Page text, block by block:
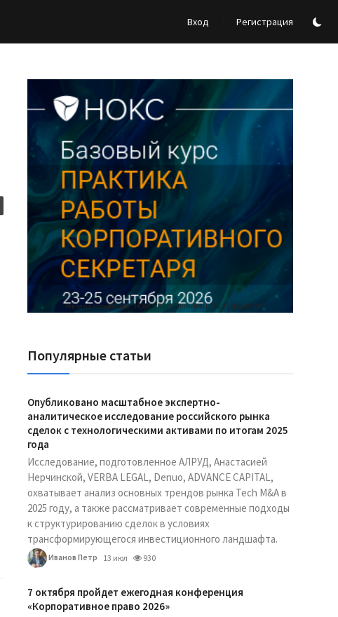
Вход Регистрация
Реклама Ассоциации "НОКС", ИНН 7709980401, ERID:2SDnjdY5NTb
Популярные статьи
Опубликовано масштабное экспертно-
аналитическое исследование российского рынка
сделок с технологическими активами по итогам 2025
года
Исследование, подготовленное АЛРУД, Анастасией
Нерчинской, VERBA LEGAL, Denuo, ADVANCE CAPITAL,
охватывает анализ основных трендов рынка Tech M&A в
2025 году, а также рассматривает современные подходы
к структурированию сделок в условиях
трансформирующегося инвестиционного ландшафта.
Иванов Петр 13 июл 930
7 октября пройдет ежегодная конференция
«Корпоративное право 2026»